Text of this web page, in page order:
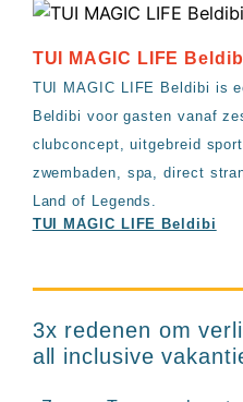
TUI MAGIC LIFE
TUI MAGIC LIFE Beldibi is
Beldibi voor gasten vanaf
clubconcept, uitgebreid
zwembaden, spa, direct
Land of Legends.
TUI MAGIC LIFE Beldibi
3x redenen om
all inclusive